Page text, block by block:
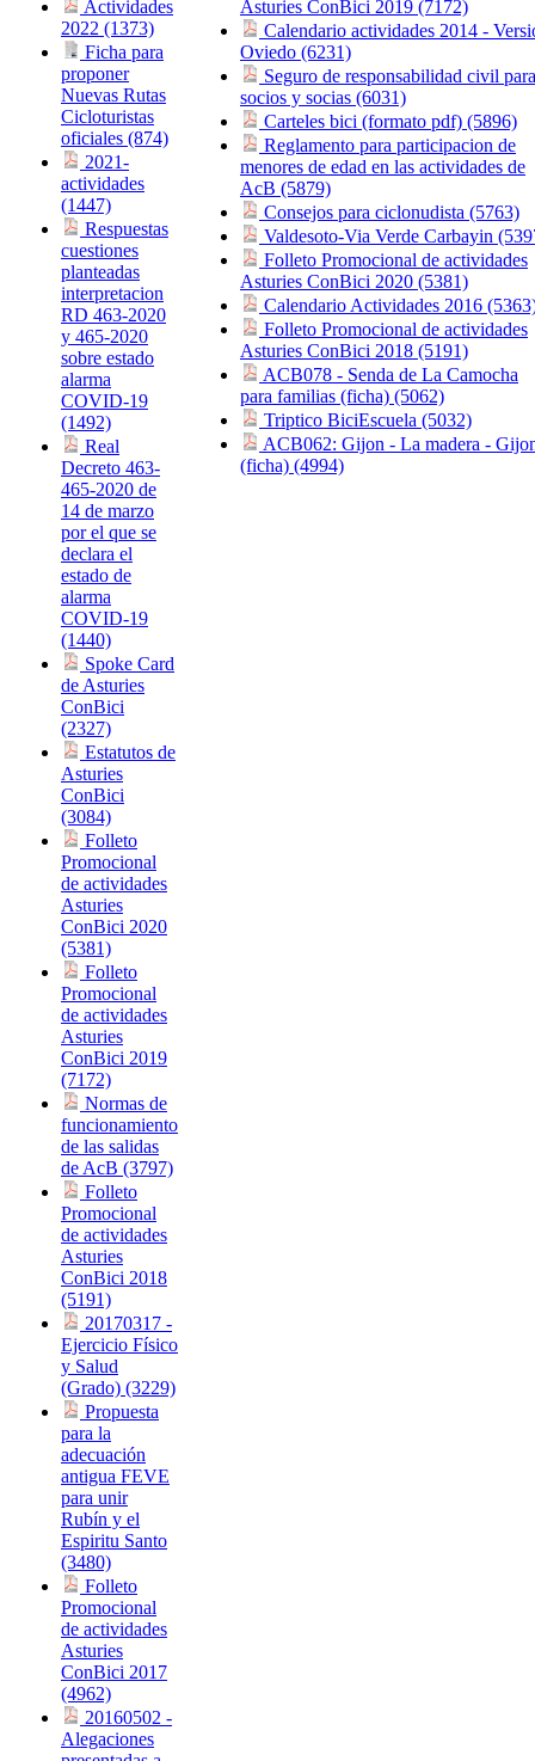
Actividades
2022 (1373)
Ficha para
proponer
Nuevas Rutas
Cicloturistas
oficiales (874)
2021-
actividades
(1447)
Respuestas
cuestiones
planteadas
interpretacion
RD 463-2020
y 465-2020
sobre estado
alarma
COVID-19
(1492)
Real
Decreto 463-
465-2020 de
14 de marzo
por el que se
declara el
estado de
alarma
COVID-19
(1440)
Spoke Card
de Asturies
ConBici
(2327)
Estatutos de
Asturies
ConBici
(3084)
Folleto
Promocional
de actividades
Asturies
ConBici 2020
(5381)
Folleto
Promocional
de actividades
Asturies
ConBici 2019
(7172)
Normas de
funcionamiento
de las salidas
de AcB (3797)
Folleto
Promocional
de actividades
Asturies
ConBici 2018
(5191)
20170317 -
Ejercicio Físico
y Salud
(Grado) (3229)
Propuesta
para la
adecuación
antigua FEVE
para unir
Rubín y el
Espiritu Santo
(3480)
Folleto
Promocional
de actividades
Asturies
ConBici 2017
(4962)
20160502 -
Alegaciones
Asturies ConBici 2019 (7172)
Calendario actividades 2014 -
Oviedo (6231)
Seguro de responsabilidad civil para
socios y socias (6031)
Carteles bici (formato pdf) (5896)
Reglamento para participacion de
menores de edad en las actividades de
AcB (5879)
Consejos para ciclonudista (5763)
Valdesoto-Via Verde Carbayin
Folleto Promocional de actividades
Asturies ConBici 2020 (5381)
Calendario Actividades 2016
Folleto Promocional de actividades
Asturies ConBici 2018 (5191)
ACB078 - Senda de La Camocha
para familias (ficha) (5062)
Triptico BiciEscuela (5032)
ACB062: Gijon - La madera -
(ficha) (4994)